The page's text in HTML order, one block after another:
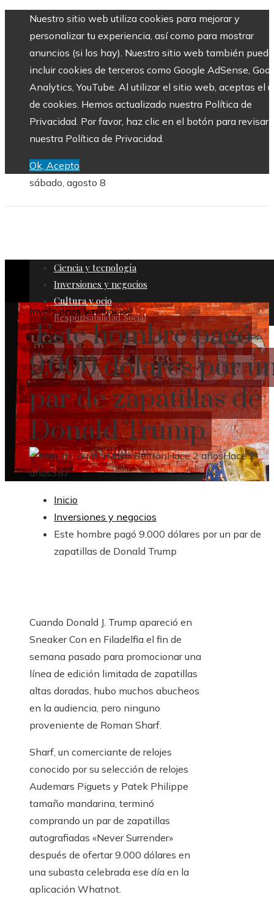
Nuestro sitio web utiliza cookies para mejorar y
personalizar tu experiencia, así como para mostrar
anuncios (si los hay). Nuestro sitio web también puede
incluir cookies de terceros como Google AdSense,
Analytics, YouTube. Al utilizar el sitio web, aceptas el
de cookies. Hemos actualizado nuestra Política de
Privacidad. Por favor, haz clic en el botón para revisar
nuestra Política de Privacidad.
Ok, Acepto
sábado, agosto 8
Ciencia y tecnología
Inversiones y negocios
Cultura y ocio
Responsabilidad Social
Inversiones y negocios
Este hombre pagó
9.000 dólares por
par de zapatillas de
Donald Trump
María BeltránHace 2 añosHace 2
años387
Inicio
Inversiones y negocios
Este hombre pagó 9.000 dólares por un par de
zapatillas de Donald Trump
Cuando Donald J. Trump apareció en
Sneaker Con en Filadelfia el fin de
semana pasado para promocionar una
línea de edición limitada de zapatillas
altas doradas, hubo muchos abucheos
en la audiencia, pero ninguno
proveniente de Roman Sharf.
Sharf, un comerciante de relojes
conocido por su selección de relojes
Audemars Piguets y Patek Philippe
tamaño mandarina, terminó
comprando un par de zapatillas
autografiadas «Never Surrender»
después de ofertar 9.000 dólares en
una subasta celebrada ese día en la
aplicación Whatnot.